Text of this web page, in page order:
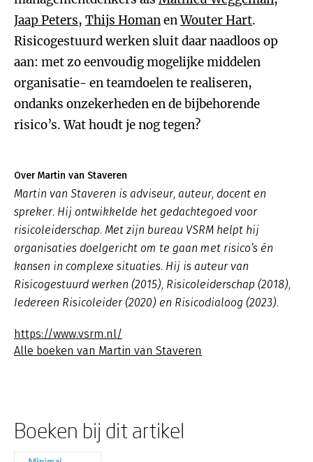
Jaap Peters, Thijs HomanenWouter Hart.
Risicogestuurd werken sluit daar naadloos op
aan: met zo eenvoudig mogelijke middelen
organisatie- en teamdoelen te realiseren,
ondanks onzekerheden en de bijbehorende
risico’s. Wat houdt je nog tegen?
Over Martin van Staveren
Martin van Staveren is adviseur, auteur, docent en
spreker. Hij ontwikkelde het gedachtegoed voor
risicoleiderschap. Met zijn bureau VSRM helpt hij
organisaties doelgericht om te gaan met risico’s én
kansen in complexe situaties. Hij is auteur van
Risicogestuurd werken (2015), Risicoleiderschap (2018),
Iedereen Risicoleider (2020) en Risicodialoog (2023).
https://www.vsrm.nl/
Alle boeken van Martin van Staveren
Boeken bij dit artikel